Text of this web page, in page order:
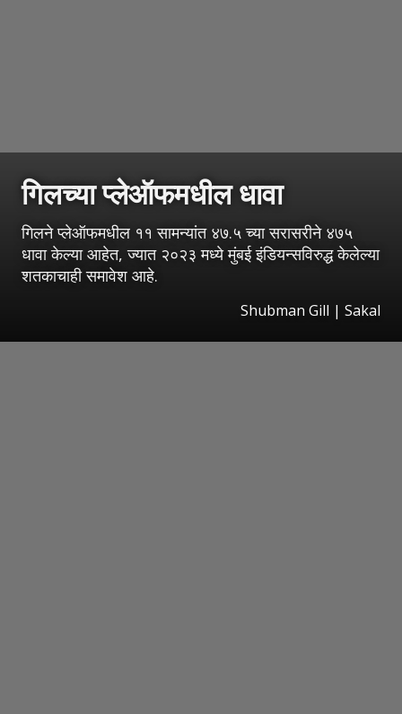
गिलच्या प्लेऑफमधील धावा
गिलने प्लेऑफमधील ११ सामन्यांत ४७.५ च्या सरासरीने ४७५
धावा केल्या आहेत, ज्यात २०२३ मध्ये मुंबई इंडियन्सविरुद्ध केलेल्या
शतकाचाही समावेश आहे.
Shubman Gill | Sakal